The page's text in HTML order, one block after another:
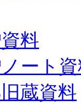
料
ート
蔵資料